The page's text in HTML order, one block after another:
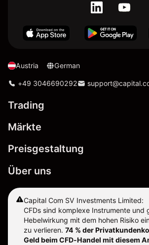
Austria German
+49 3046690292
Trading
Märkte
Preisgestaltung
Über uns
Capital Com SV Investments Limited:
CFDs sind komplexe Instrumente und
Hebelwirkung mit dem hohen Risiko
zu verlieren. 74 % der
Geld beim CFD-Handel mit diesem